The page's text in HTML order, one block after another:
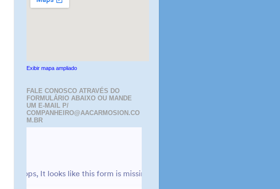
Exibir mapa ampliado
FALE CONOSCO ATRAVÉS DO
FORMULÁRIO ABAIXO OU MANDE
UM E-MAIL P/
COMPANHEIRO@AACARMOSION.CO
M.BR